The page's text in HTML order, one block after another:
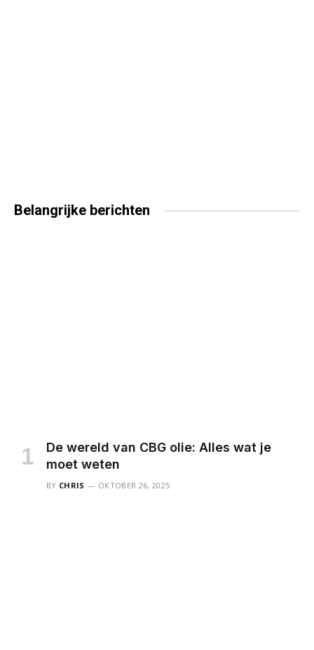
Belangrijke berichten
De wereld van CBG olie: Alles wat je
moet weten
BY CHRIS OKTOBER 26, 2025